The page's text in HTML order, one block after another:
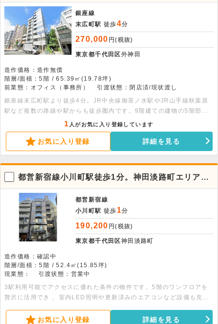
銀座線
末広町駅 徒歩4分
270,000 円(税抜)
東京都千代田区外神田
造作価格：造作無償
階層/面積：5階 / 65.39㎡(19.78坪)
前業態：オフィス（事務所）
引渡状態：閉店済/現状渡し
銀座線末広町駅より徒歩4分。JR中央線御茶ノ水駅やJR山手線秋葉原
駅など複数の路線や駅からも徒歩圏内です。9階建ての建物の5階部
分、65.39平米の貸事務所です。機械警備・個別空調・専用トイレなど
完備です。
1 人がお気に入り登録しています
お気に入り登録 詳細を見る
都営新宿線小川町駅徒歩1分。神田淡路町エリアの
5階店舗物件。
都営新宿線
小川町駅 徒歩 1分
190,200 円(税抜)
東京都千代田区神田淡路町
造作価格：確認中
階層/面積：5階 / 52.4㎡(15.85坪)
現業態：
引渡状態：営業中
3駅利用可能でアクセスに優れた条件の物件です。5階のワンフロアを
贅沢に活用でき 、室内LED照明や更新済みのエアコンなど設備も充
お気に入り登録 詳細を見る